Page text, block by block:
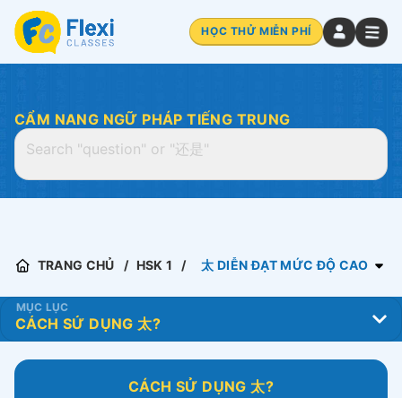
HỌC THỬ MIỄN PHÍ
CẨM NANG NGỮ PHÁP TIẾNG TRUNG
TRANG CHỦ HSK 1 太 DIỄN ĐẠT MỨC ĐỘ CAO
MỤC LỤC
CÁCH SỬ DỤNG 太?